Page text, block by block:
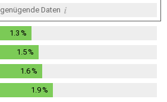
Daten i
1.3 %
1.5 %
1.6 %
1.9 %